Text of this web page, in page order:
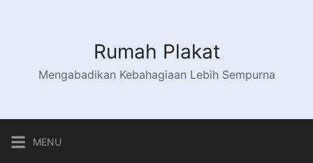
Rumah Plakat
Mengabadikan Kebahagiaan Lebih Sempurna
MENU